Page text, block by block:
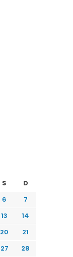
S
D
6
7
13
14
20
21
27 28